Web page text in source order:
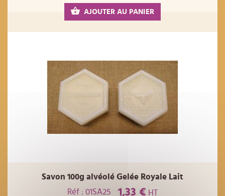
AJOUTER AU PANIER
Savon 100g alvéolé Gelée Royale Lait
Réf : 01SA25
1,33 € HT